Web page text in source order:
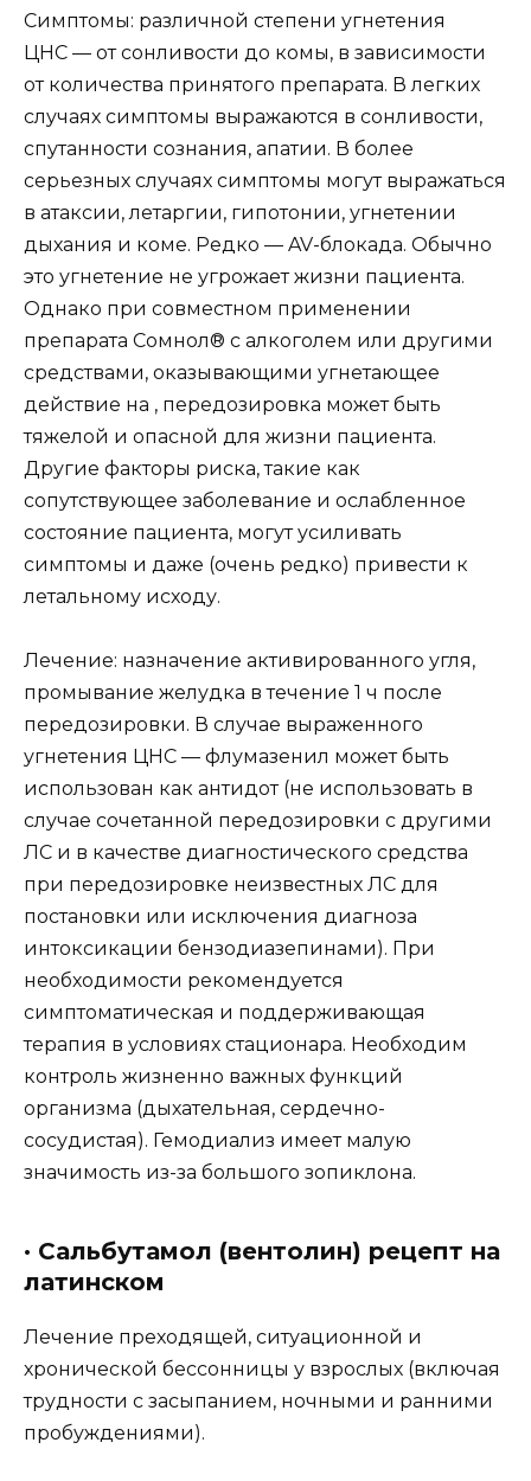
Симптомы: различной степени угнетения
ЦНС — от сонливости до комы, в зависимости
от количества принятого препарата. В легких
случаях симптомы выражаются в сонливости,
спутанности сознания, апатии. В более
серьезных случаях симптомы могут выражаться
в атаксии, летаргии, гипотонии, угнетении
дыхания и коме. Редко — AV-блокада. Обычно
это угнетение не угрожает жизни пациента.
Однако при совместном применении
препарата Сомнол® с алкоголем или другими
средствами, оказывающими угнетающее
действие на , передозировка может быть
тяжелой и опасной для жизни пациента.
Другие факторы риска, такие как
сопутствующее заболевание и ослабленное
состояние пациента, могут усиливать
симптомы и даже (очень редко) привести к
летальному исходу.
Лечение: назначение активированного угля,
промывание желудка в течение 1 ч после
передозировки. В случае выраженного
угнетения ЦНС — флумазенил может быть
использован как антидот (не использовать в
случае сочетанной передозировки с другими
ЛС и в качестве диагностического средства
при передозировке неизвестных ЛС для
постановки или исключения диагноза
интоксикации бензодиазепинами). При
необходимости рекомендуется
симптоматическая и поддерживающая
терапия в условиях стационара. Необходим
контроль жизненно важных функций
организма (дыхательная, сердечно-
сосудистая). Гемодиализ имеет малую
значимость из-за большого зопиклона.
· Сальбутамол (вентолин) рецепт на
латинском
Лечение преходящей, ситуационной и
хронической бессонницы у взрослых (включая
трудности с засыпанием, ночными и ранними
пробуждениями).